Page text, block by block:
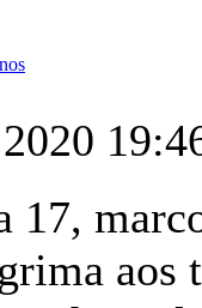
17,